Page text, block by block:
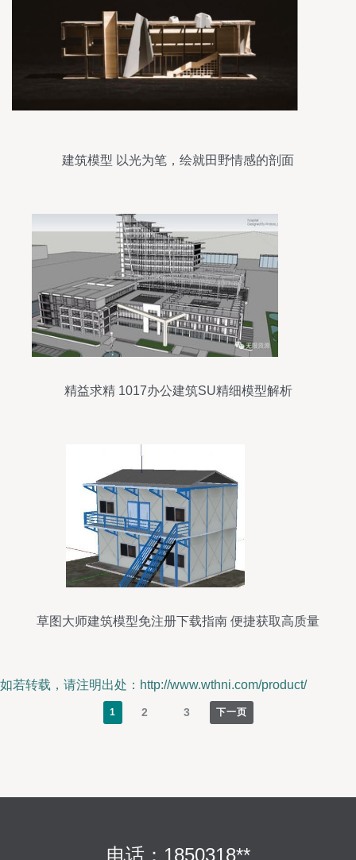
建筑模型 以光为笔，绘就田野情感的剖面
精益求精 1017办公建筑SU精细模型解析
草图大师建筑模型免注册下载指南 便捷获取高质量
如若转载，请注明出处：http://www.wthni.com/product/
1 2 3 下一页
电话：1850318**